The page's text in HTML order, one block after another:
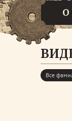
О
Все